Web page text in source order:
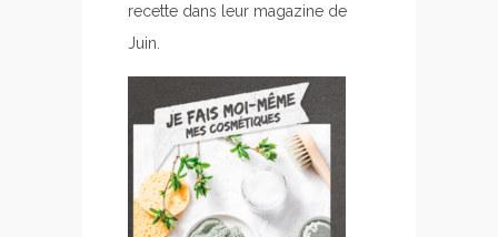
recette dans leur magazine de
Juin.